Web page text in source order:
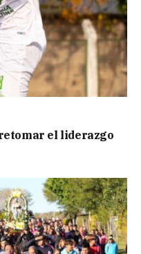
el liderazgo